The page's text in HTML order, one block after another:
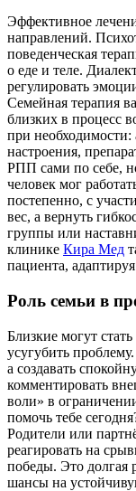
Эффективное
направлений.
поведенческая
о еде и теле.
регулировать
Семейная терапия
близких в процесс
при необходимости:
настроения,
РПП сами по себе,
человек мог
постепенно, с
вес, а вернуть
группы или
клинике Кира Мед
пациента,
Роль семьи в
Близкие могут
усугубить
а создавать
комментировать
воли» в
помочь тебе
Родители или
реагировать на
победы. Это долгая
шансы на